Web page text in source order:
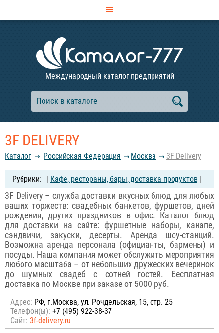
Международный каталог предприятий
3F DELIVERY
Каталог Российcкая Федерация Москва 3F Delivery
| Кафе, рестораны, бары, доставка продуктов |
3F Delivery – служба доставки вкусных блюд для любых
ваших торжеств: свадебных банкетов, фуршетов, дней
рождения, других праздников в офис. Каталог блюд
для доставки на сайте: фуршетные наборы, канапе,
сэндвичи, закуски, десерты. Аренда шоу-станций.
Возможна аренда персонала (официанты, бармены) и
посуды. Наша компания может обслужить мероприятия
любого масштаба – от небольших дружеских вечеринок
до шумных свадеб с сотней гостей. Бесплатная
доставка по Москве при заказе от 5000 руб.
Адрес: РФ, г.Москва, ул. Рочдельская, 15, стр. 25
Телефон(ы): +7 (495) 922-38-37
Сайт: 3f-delivery.ru